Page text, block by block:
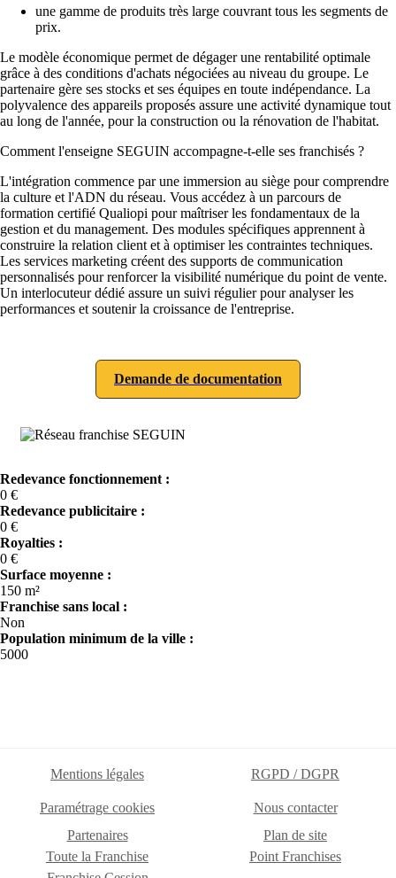
une gamme de produits très large couvrant tous les segments de
prix.
Le modèle économique permet de dégager une rentabilité optimale
grâce à des conditions d'achats négociées au niveau du groupe. Le
partenaire gère ses stocks et ses équipes en toute indépendance. La
polyvalence des appareils proposés assure une activité dynamique tout
au long de l'année, pour la construction ou la rénovation de l'habitat.
Comment l'enseigne SEGUIN accompagne-t-elle ses franchisés ?
L'intégration commence par une immersion au siège pour comprendre
la culture et l'ADN du réseau. Vous accédez à un parcours de
formation certifié Qualiopi pour maîtriser les fondamentaux de la
gestion et du management. Des modules spécifiques apprennent à
construire la relation client et à optimiser les contraintes techniques.
Les services marketing créent des supports de communication
personnalisés pour renforcer la visibilité numérique du point de vente.
Un interlocuteur dédié assure un suivi régulier pour analyser les
performances et soutenir la croissance de l'entreprise.
Demande de documentation
Redevance fonctionnement :
0 €
Redevance publicitaire :
0 €
Royalties :
0 €
Surface moyenne :
150 m²
Franchise sans local :
Non
Population minimum de la ville :
5000
Mentions légales RGPD / DGPR
Paramétrage cookies
Nous contacter
Partenaires
Plan de site
Toute la Franchise
Point Franchises